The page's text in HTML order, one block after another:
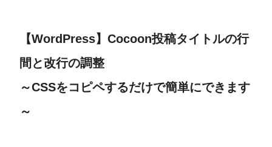
【WordPress】Cocoon投稿タイトルの行
間と改行の調整
～CSSをコピペするだけで簡単にできます
～